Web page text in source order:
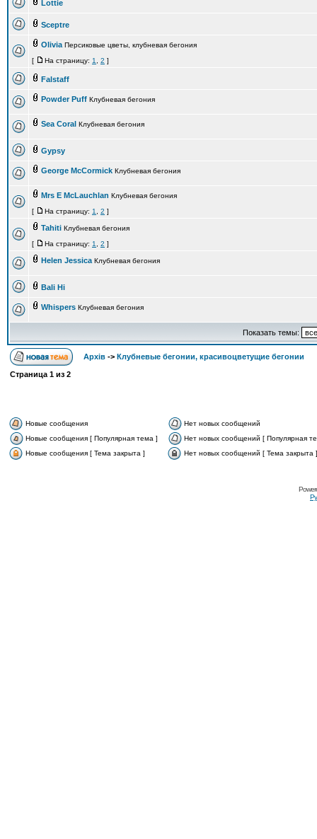
Lottie
Sceptre
Olivia Персиковые цветы, клубневая бегония
[
На страницу: 1 2 ]
Falstaff
Powder Puff Клубневая бегония
Sea Coral Клубневая бегония
Gypsy
George McCormick Клубневая бегония
Mrs E McLauchlan Клубневая бегония
[
На страницу: 1 2 ]
Tahiti Клубневая бегония
[
На страницу: 1 2 ]
Helen Jessica Клубневая бегония
Bali Hi
Whispers Клубневая бегония
Показать темы:
Архів -> Клубневые бегонии, красивоцветущие бегонии
Страница 1 из 2
Новые сообщения
Нет новых сообщений
Новые сообщения [ Популярная тема ]
Нет новых сообщений [ Популярная
Новые сообщения [ Тема закрыта ]
Нет новых сообщений [ Тема закрыта ]